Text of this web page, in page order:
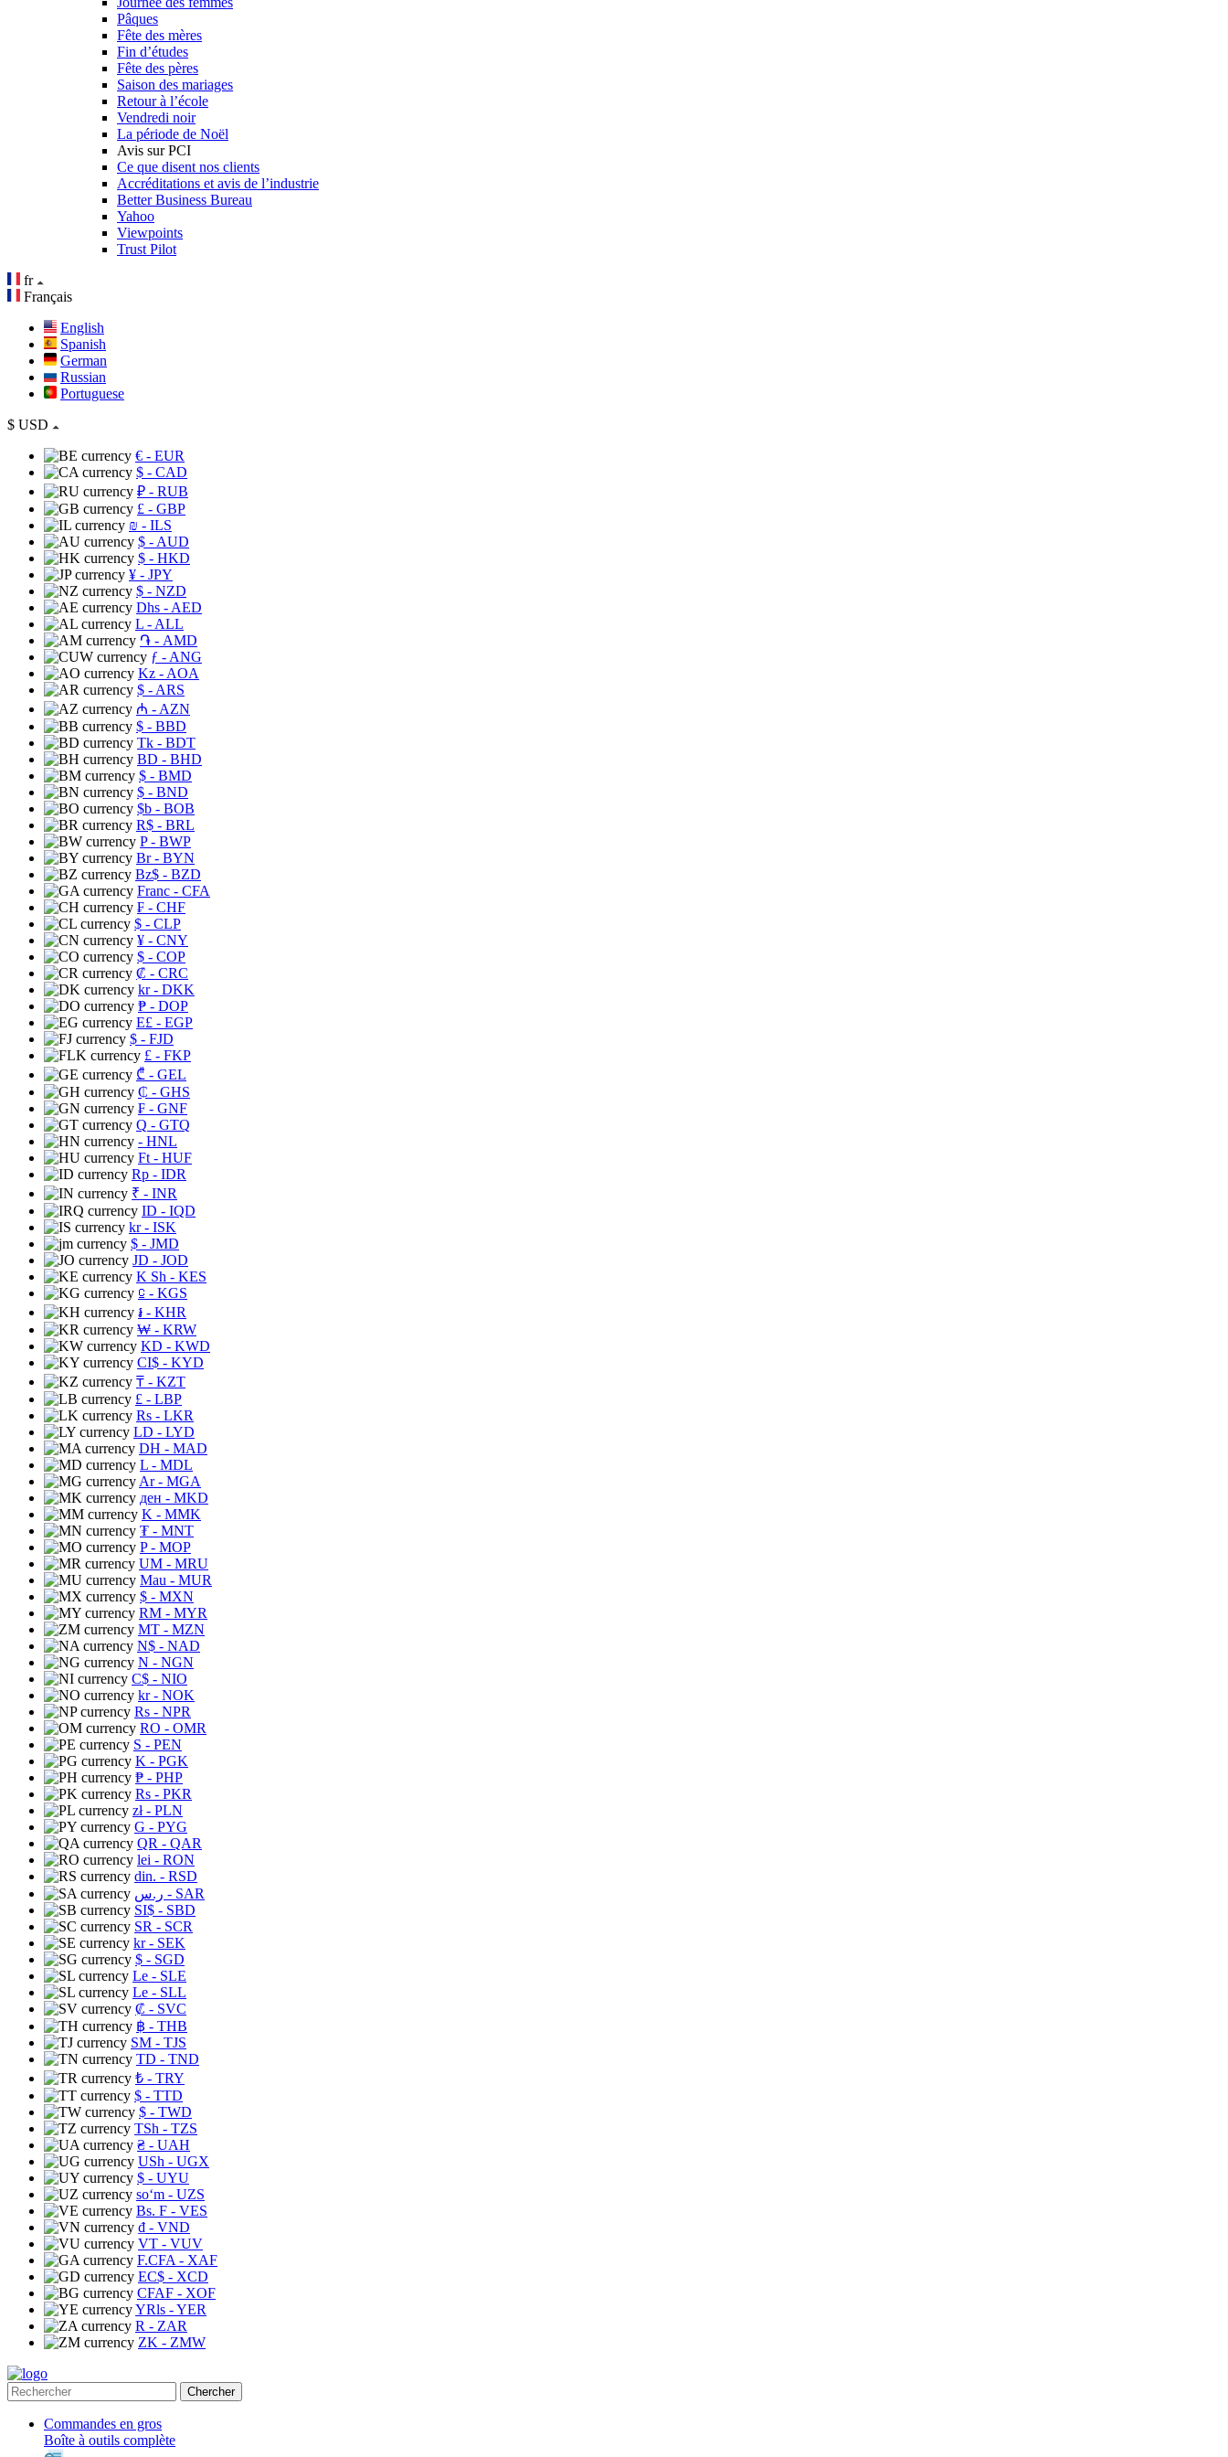
Pâques
Fête des mères
Fin d’études
Fête des pères
Saison des mariages
Retour à l’école
Vendredi noir
La période de Noël
Avis sur PCI
Ce que disent nos clients
Accréditations et avis de l’industrie
Better Business Bureau
Yahoo
Viewpoints
Trust Pilot
fr
Français
English
Spanish
German
Russian
Portuguese
$ USD
€ - EUR
$ - CAD
₽ - RUB
£ - GBP
₪ - ILS
$ - AUD
$ - HKD
¥ - JPY
$ - NZD
Dhs - AED
L - ALL
֏ - AMD
ƒ - ANG
Kz - AOA
$ - ARS
₼ - AZN
$ - BBD
Tk - BDT
BD - BHD
$ - BMD
$ - BND
$b - BOB
R$ - BRL
P- BWP
Br- BYN
Bz$ - BZD
Franc - CFA
₣ - CHF
$ - CLP
¥ - CNY
$ - COP
₡ - CRC
kr- DKK
₱ - DOP
E£ - EGP
$ - FJD
£ - FKP
₾ - GEL
₵ - GHS
₣ - GNF
Q - GTQ
- HNL
Ft - HUF
Rp - IDR
₹ - INR
ID - IQD
kr- ISK
$ - JMD
JD - JOD
K Sh - KES
⃀ - KGS
៛ - KHR
₩ - KRW
KD - KWD
CI$ - KYD
₸ - KZT
£ - LBP
Rs - LKR
LD - LYD
DH - MAD
L - MDL
Ar- MGA
ден - MKD
K - MMK
₮ - MNT
P- MOP
UM - MRU
Mau - MUR
$ - MXN
RM - MYR
MT - MZN
N$ - NAD
N - NGN
C$ - NIO
kr- NOK
Rs - NPR
RO - OMR
S - PEN
K - PGK
₱ - PHP
Rs - PKR
zł- PLN
G - PYG
QR - QAR
lei - RON
din. - RSD
ر.س - SAR
SI$ - SBD
SR - SCR
kr- SEK
$ - SGD
Le - SLE
Le - SLL
₡ - SVC
฿ - THB
ЅМ - TJS
TD - TND
₺ - TRY
$ - TTD
$ - TWD
TSh - TZS
₴ - UAH
USh - UGX
$ - UYU
soʻm - UZS
Bs. F - VES
₫ - VND
VT - VUV
F.CFA - XAF
EC$ - XCD
CFAF - XOF
YRls - YER
R - ZAR
ZK - ZMW
Chercher
Commandes en gros
Boîte à outils complète